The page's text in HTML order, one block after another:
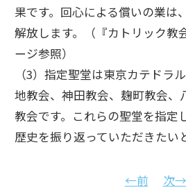
果です。回心による償いの業は
解放します。（『カトリック教
ージ参照）
（3）指定聖堂は東京カテドラ
地教会、神田教会、麹町教会、
教会です。これらの聖堂を指定
歴史を振り返っていただきたい
←前 次→